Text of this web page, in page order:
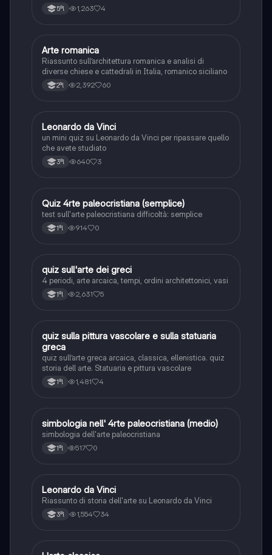
5ªl 1,263 4
Storia dell'arte
Arte romanica
Riassunto sull’architettura romanica e analisi di
diverse chiese e cattedrali in Italia, romanico siciliano
2ªl 2,392 60
LStoria dell'arte
Leonardo da Vinci
un mini quiz su Leonardo da Vinci per ripassare quello
che avete studiato
3ªl 640 3
QStoria dell'arte
Quiz 4rte paleocristiana (semplice)
test sull'arte paleocristiana difficoltà: semplice
1ªl 914 0
QStoria dell'arte
quiz sull'arte dei greci
4 periodi, arte arcaica, tempi, ordini architettonici, vasi
1ªl 2,631 5
QStoria dell'arte
quiz sulla pittura vascolare e sulla statuaria
greca
quiz sull’arte greca arcaica, classica, ellenistica. quiz
storia dell arte. Statuaria e pittura vascolare
1ªl 1,481 4
SStoria dell'arte
simbologia nell' 4rte paleocristiana (medio)
simbologia dell'arte paleocristiana
1ªl 517 0
Storia dell'arte
Leonardo da Vinci
Riassunto di storia dell'arte su Leonardo da Vinci
3ªl 1,554 34